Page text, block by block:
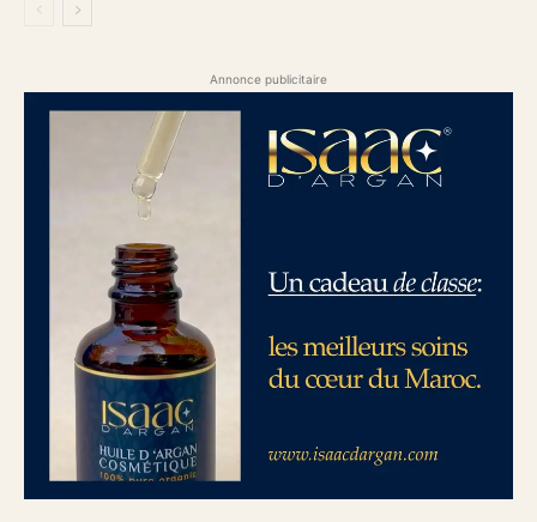
Annonce publicitaire